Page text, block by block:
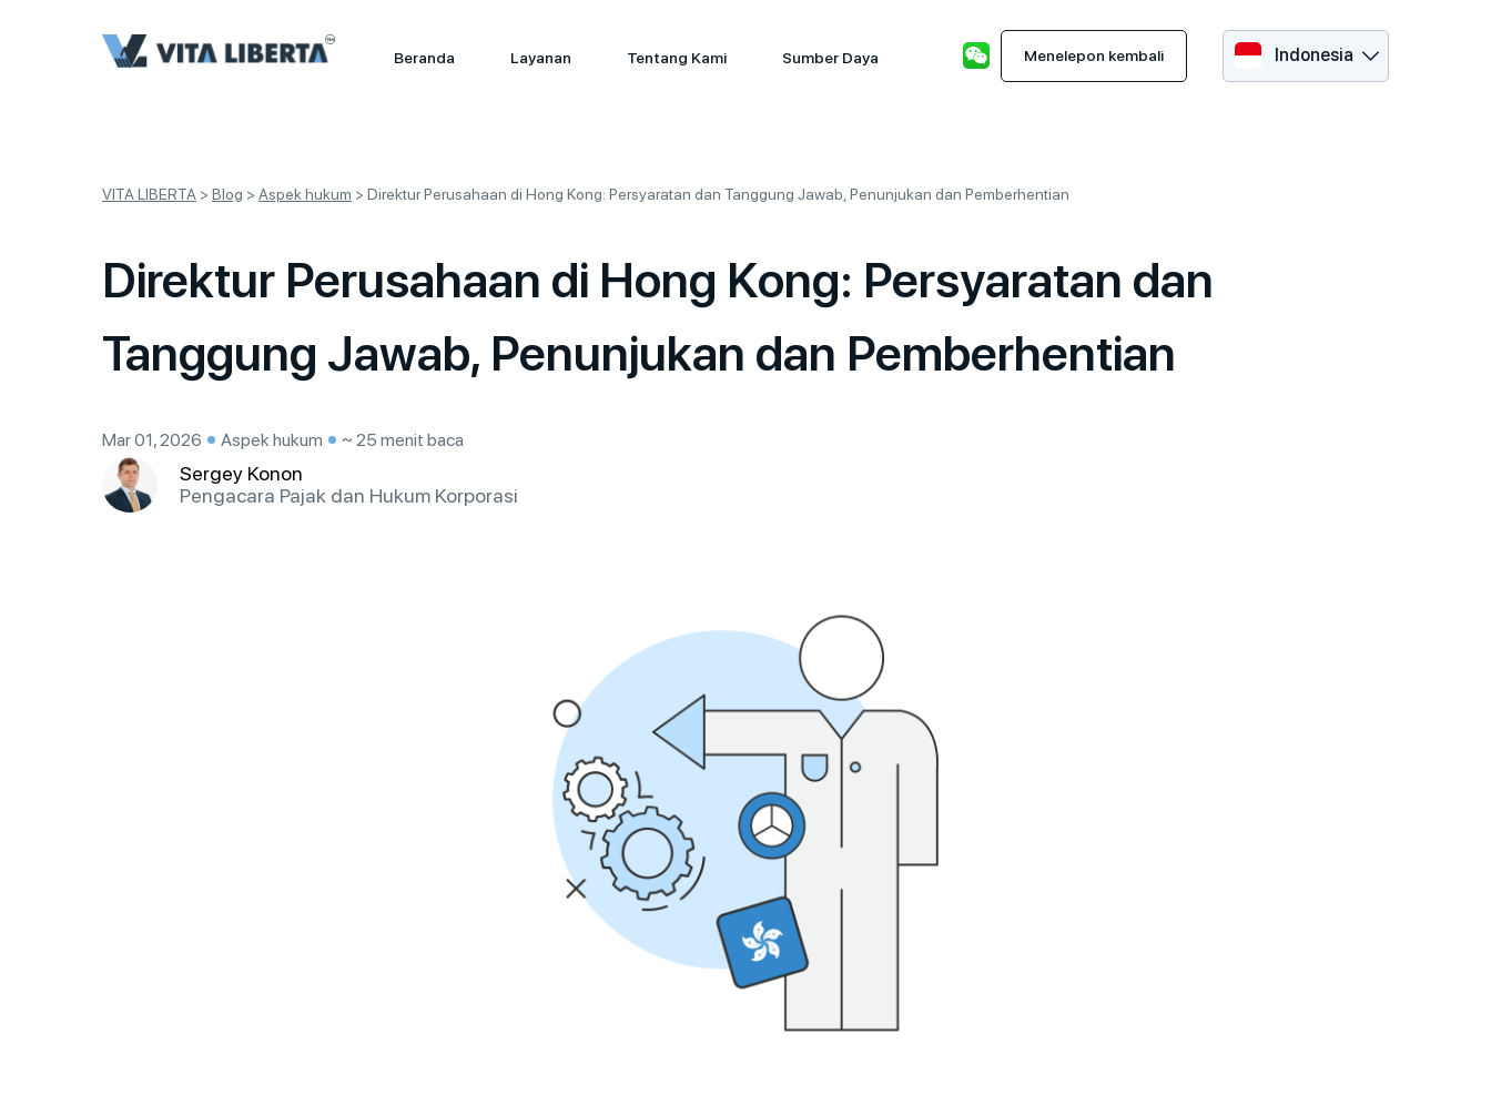
Beranda Layanan Tentang Kami Sumber Daya Menelepon kembali Indonesia
VITA LIBERTA > Blog > Aspek hukum > Direktur Perusahaan di Hong Kong: Persyaratan dan Tanggung Jawab, Penunjukan dan Pemberhentian
Direktur Perusahaan di Hong Kong: Persyaratan dan
Tanggung Jawab, Penunjukan dan Pemberhentian
Mar 01, 2026 Aspek hukum ~ 25 menit baca
Sergey Konon
Pengacara Pajak dan Hukum Korporasi